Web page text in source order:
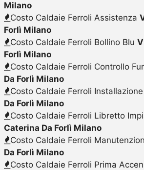
Milano
Costo Caldaie Ferroli Assistenza
Forlì Milano
Costo Caldaie Ferroli Bollino Blu
Forlì Milano
Costo Caldaie Ferroli Controllo
Da Forlì Milano
Costo Caldaie Ferroli Installazione
Da Forlì Milano
Costo Caldaie Ferroli Libretto
Caterina Da Forlì Milano
Costo Caldaie Ferroli
Da Forlì Milano
Costo Caldaie Ferroli Prima